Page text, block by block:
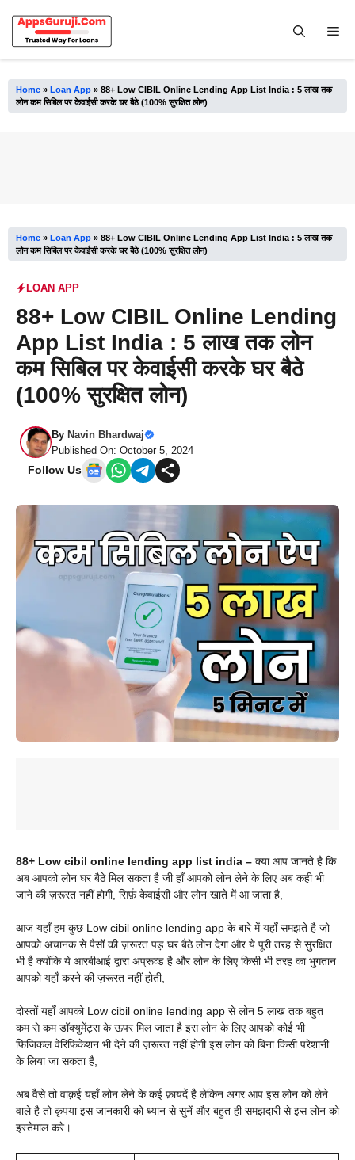
content
Home » Loan App » 88+ Low CIBIL Online Lending App List India : 5 लाख तक
लोन कम सिबिल पर केवाईसी करके घर बैठे (100% सुरक्षित लोन)
Home » Loan App » 88+ Low CIBIL Online Lending App List India : 5 लाख तक
लोन कम सिबिल पर केवाईसी करके घर बैठे (100% सुरक्षित लोन)
LOAN APP
88+ Low CIBIL Online Lending
App List India : 5 लाख तक लोन
कम सिबिल पर केवाईसी करके घर बैठे
(100% सुरक्षित लोन)
By Navin Bhardwaj
Published On: October 5, 2024
Follow Us
88+ Low cibil online lending app list india – क्या आप जानते है कि
अब आपको लोन घर बैठे मिल सकता है जी हाँ आपको लोन लेने के लिए अब कही भी
जाने की ज़रूरत नहीं होगी, सिर्फ़ केवाईसी और लोन खाते में आ जाता है,
आज यहाँ हम कुछ Low cibil online lending app के बारे में यहाँ समझते है जो
आपको अचानक से पैसों की ज़रूरत पड़ घर बैठे लोन देगा और ये पूरी तरह से सुरक्षित
भी है क्योंकि ये आरबीआई द्वारा अप्रूव्ड है और लोन के लिए किसी भी तरह का भुगतान
आपको यहाँ करने की ज़रूरत नहीं होती,
दोस्तों यहाँ आपको Low cibil online lending app से लोन 5 लाख तक बहुत
कम से कम डॉक्युमेंट्स के ऊपर मिल जाता है इस लोन के लिए आपको कोई भी
फिजिकल वेरिफिकेशन भी देने की ज़रूरत नहीं होगी इस लोन को बिना किसी परेशानी
के लिया जा सकता है,
अब वैसे तो वाक़ई यहाँ लोन लेने के कई फ़ायदें है लेकिन अगर आप इस लोन को लेने
वाले है तो कृपया इस जानकारी को ध्यान से सुनें और बहुत ही समझदारी से इस लोन को
इस्तेमाल करे।